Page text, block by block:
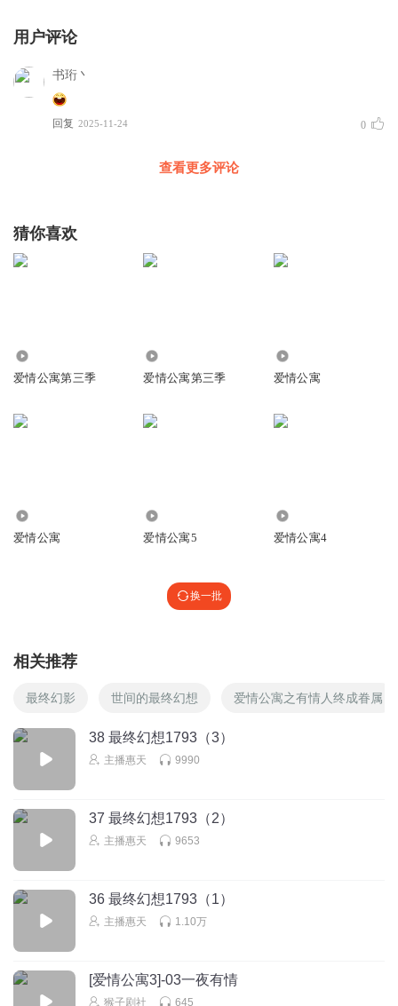
用户评论
书珩丶
回复 2025-11-24 0
查看更多评论
猜你喜欢
爱情公寓第三季 爱情公寓第三季 爱情公寓
爱情公寓 爱情公寓5 爱情公寓4
换一批
相关推荐
最终幻影 世间的最终幻想 爱情公寓之有情人终成眷属
38 最终幻想1793（3）
主播惠天 9990
37 最终幻想1793（2）
主播惠天 9653
36 最终幻想1793（1）
主播惠天 1.10万
[爱情公寓3]-03一夜有情
猴子剧社 645